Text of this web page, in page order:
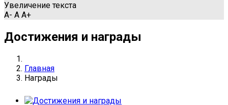
Увеличение текста
A- A A+
Достижения и награды
Главная
Награды